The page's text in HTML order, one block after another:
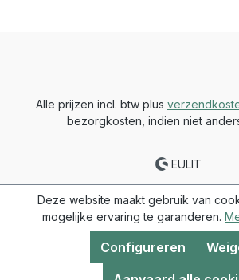
Alle prijzen incl. btw plus
bezorgkosten, indien niet
EULIT
Deze website maakt gebruik van
mogelijke ervaring te garanderen.
Configureren